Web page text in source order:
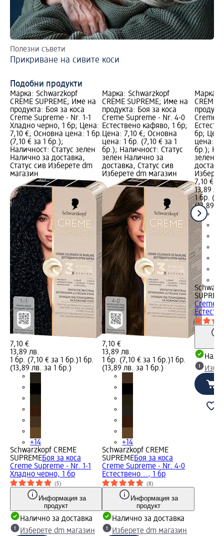
Полезни съвети
Прикриване на сивите коси
Подобни продукти
Марка: Schwarzkopf
CREME SUPREME; Име на
продукта: Боя за коса
Creme Supreme - Nr. 1-1
Хладно черно, 1 бр; Цена:
7,10 €; Основна цена: 1 бр.
(7,10 € за 1 бр.);
Наличност: Статус зелен
Налично за доставка,
Статус сив Изберете dm
магазин
7,10 €
13,89 лв.
1 бр. (7,10 € за 1 бр.)1 бр.
(13,89 лв. за 1 бр.)
+14
Schwarzkopf CREME
SUPREMEБоя за коса
Creme Supreme - Nr. 1-1
Хладно черно, 1 бр
(5)
Информация за
продукт
Налично за доставка
Изберете dm магазин
Марка: Schwarzkopf
CREME SUPREME; Име на
продукта: Боя за коса
Creme Supreme - Nr. 4-0
Естествено кафяво, 1 бр;
Цена: 7,10 €; Основна
цена: 1 бр. (7,10 € за 1
бр.); Наличност: Статус
зелен Налично за
доставка, Статус сив
Изберете dm магазин
7,10 €
13,89 лв.
1 бр. (7,10 € за 1 бр.)1 бр.
(13,89 лв. за 1 бр.)
+14
Schwarzkopf CREME
SUPREMEБоя за коса
Creme Supreme - Nr. 4-0
Естествено..., 1 бр
(8)
Информация за
продукт
Налично за доставка
Изберете dm магазин
Марка:
CREME
Creme
бр;
цена: 1
бр.);
зелен
7,10 €
13,89 лв.
1 бр.
(13,89
Creme